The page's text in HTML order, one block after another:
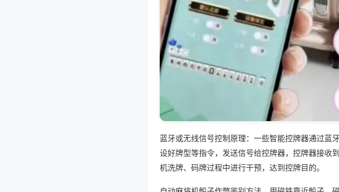
蓝牙或无线信号控制原理：一些智能控牌器通过蓝
设好牌型等指令，发送信号给控牌器，控牌器接收
机洗牌、码牌过程中进行干预，达到控牌目的。